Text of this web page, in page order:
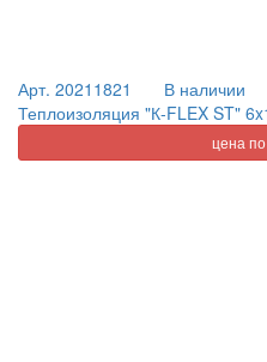
Арт. 20211821
В наличии
Теплоизоляция "К-FLEX ST"
цена